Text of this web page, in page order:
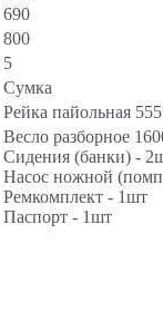
690
800
5
Сумка
Рейка пайольная
Весло разборное
Сидения (банки) -
Насос ножной
Ремкомплект - 1шт
Паспорт - 1шт